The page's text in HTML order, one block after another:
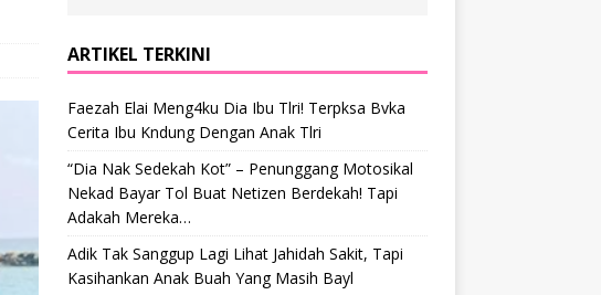
ARTIKEL TERKINI
Faezah Elai Meng4ku Dia Ibu Tlri! Terpksa Bvka
Cerita Ibu Kndung Dengan Anak Tlri
“Dia Nak Sedekah Kot” – Penunggang Motosikal
Nekad Bayar Tol Buat Netizen Berdekah! Tapi
Adakah Mereka…
Adik Tak Sanggup Lagi Lihat Jahidah Sakit, Tapi
Kasihankan Anak Buah Yang Masih Bayl